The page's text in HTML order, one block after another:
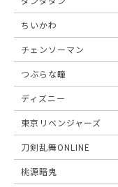
ちいかわ
チェンソーマン
つぶらな瞳
ディズニー
東京リベンジャーズ
刀剣乱舞ONLINE
桃源暗鬼